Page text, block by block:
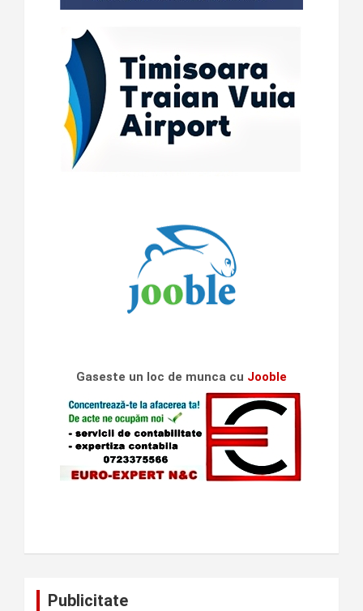
Gaseste un loc de munca cu Jooble
Publicitate